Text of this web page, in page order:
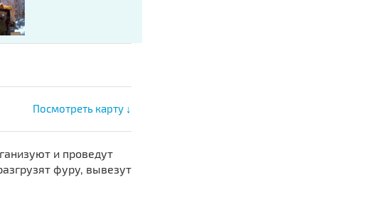
Посмотреть карту ↓
и проведут
фуру, вывезут